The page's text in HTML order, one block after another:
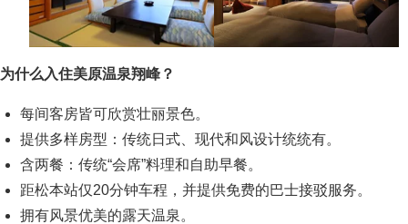
为什么入住美原温泉翔峰？
每间客房皆可欣赏壮丽景色。
提供多样房型：传统日式、现代和风设计统统有。
含两餐：传统“会席”料理和自助早餐。
距松本站仅20分钟车程，并提供免费的巴士接驳服务。
拥有风景优美的露天温泉。